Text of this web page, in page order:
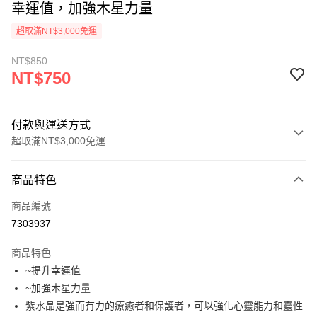
幸運值，加強木星力量
超取滿NT$3,000免運
NT$850
NT$750
付款與運送方式
超取滿NT$3,000免運
信用卡一次付款
超商取貨付款
Apple Pay
街口支付
商品特色
商品編號
7303937
商品特色
~提升幸運值
~加強木星力量
紫水晶是強而有力的療癒者和保護者，可以強化心靈能力和靈性